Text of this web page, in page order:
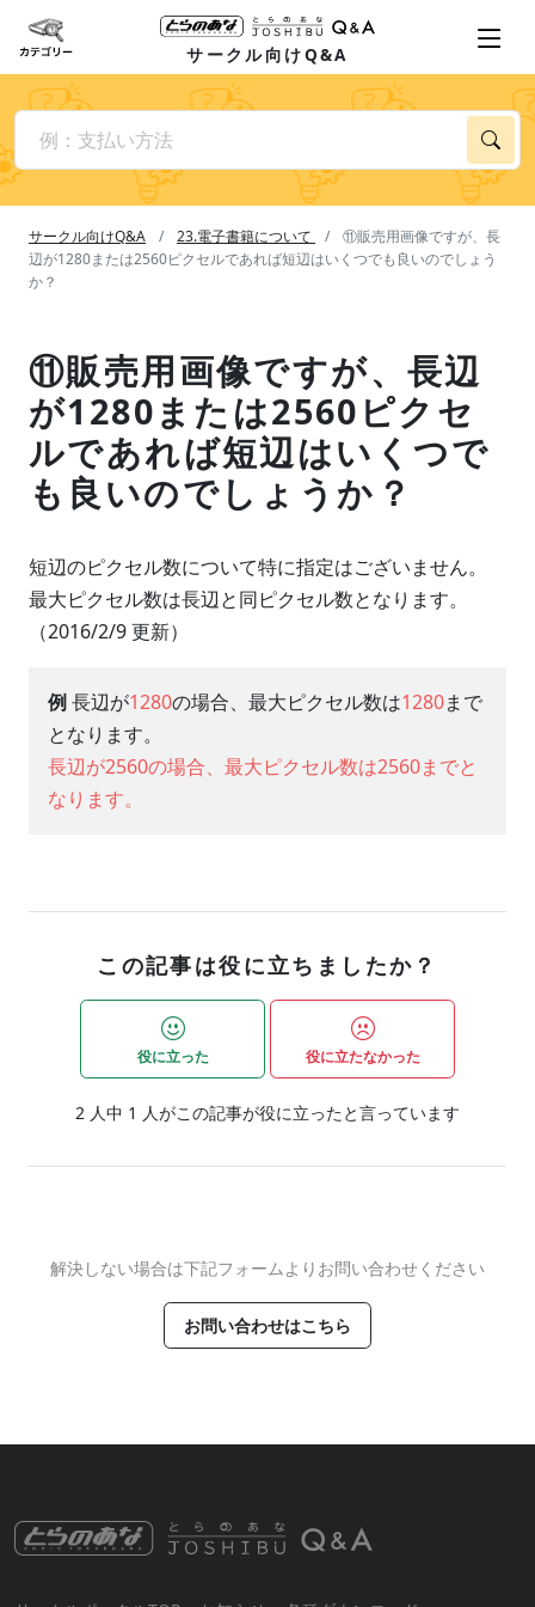
サークル向けQ&A
サークル向けQ&A 23.電子書籍について
⑪販売用画像ですが、長
辺が1280または2560ピクセルであれば短辺はいくつでも良いのでしょう
か？
⑪販売用画像ですが、長辺
が1280または2560ピクセ
ルであれば短辺はいくつで
も良いのでしょうか？
短辺のピクセル数について特に指定はございません。
最大ピクセル数は長辺と同ピクセル数となります。
（2016/2/9 更新）
例長辺が1280の場合、最大ピクセル数は1280まで
となります。
長辺が2560の場合、最大ピクセル数は2560までと
なります。
この記事は役に立ちましたか？
役に立った 役に立たなかった
2 人中 1 人がこの記事が役に立ったと言っています
解決しない場合は下記フォームよりお問い合わせください
お問い合わせはこちら